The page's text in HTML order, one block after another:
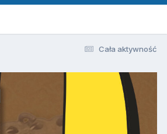
Cała aktywność